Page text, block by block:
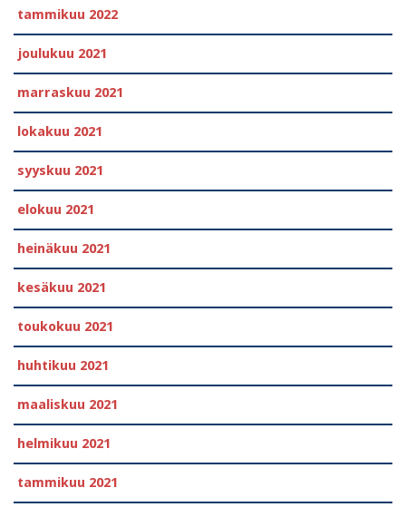
tammikuu 2022
joulukuu 2021
marraskuu 2021
lokakuu 2021
syyskuu 2021
elokuu 2021
heinäkuu 2021
kesäkuu 2021
toukokuu 2021
huhtikuu 2021
maaliskuu 2021
helmikuu 2021
tammikuu 2021